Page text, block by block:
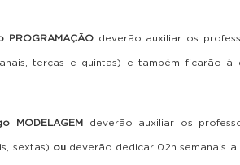
PROGRAMAÇÃO deverão auxiliar os
terças e quintas) e também ficarão à
MODELAGEM deverão auxiliar os
sextas) ou deverão dedicar 02h semanais a